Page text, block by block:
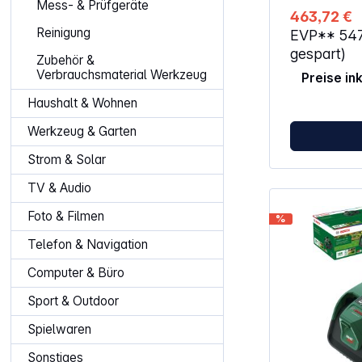
Mess- & Prüfgeräte
Reinigung
Zubehör &
Verbrauchsmaterial Werkzeug
Haushalt & Wohnen
Werkzeug & Garten
Strom & Solar
TV & Audio
Foto & Filmen
Telefon & Navigation
Computer & Büro
Sport & Outdoor
Spielwaren
Sonstiges
werden.
berechnet
MultiArea
zusätzliche
ermöglicht
sauberen,
mähen,
legt für
andere
bleibenden
zu
Indego
schon
muss.
500 einen
und ist
dem
auch
463,72 €
EVP**
gespart)
Preise
%